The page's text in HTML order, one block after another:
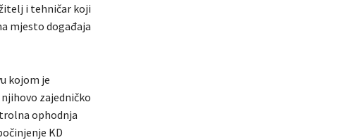
i tehničar koji
mjesto događaja
kojom je
zajedničko
ophodnja
KD